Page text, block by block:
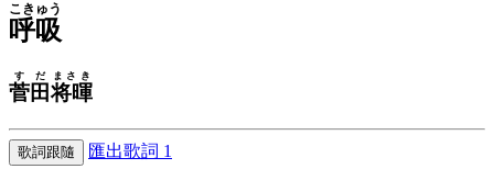
呼吸
こきゅう
菅田
すだ
将暉
まさき
歌詞跟隨 匯出歌詞 1